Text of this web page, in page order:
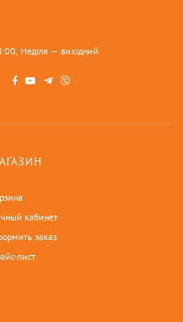
Неділя — вихідний
кабинет
заказ
лист